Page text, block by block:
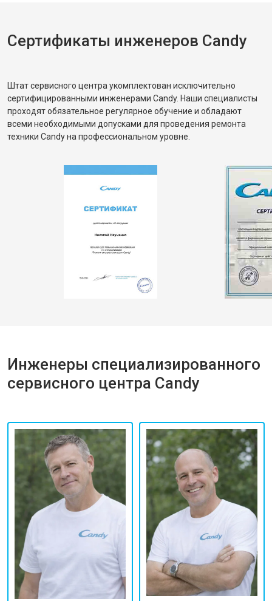
Сертификаты инженеров Candy
Штат сервисного центра укомплектован исключительно
сертифицированными инженерами Candy. Наши специалисты
проходят обязательное регулярное обучение и обладают
всеми необходимыми допусками для проведения ремонта
техники Candy на профессиональном уровне.
Инженеры специализированного
сервисного центра Candy